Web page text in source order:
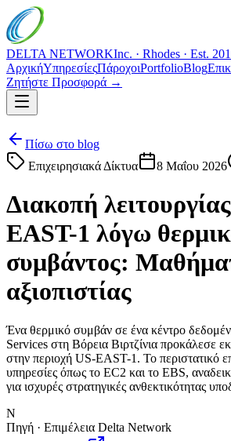
DELTA NETWORKInc. · Rhodes · Est.
ΑρχικήΥπηρεσίεςΠάροχοιPortfolioBlog
Ζητήστε Προσφορά →
Πίσω στο blog
Επιχειρησιακά Δίκτυα
8 Μαΐου 2026
Διακοπή
EAST-1 λόγω
συμβάντος:
αξιοπιστίας
Ένα θερμικό συμβάν σε ένα κέντρο
Services στη Βόρεια Βιρτζίνια προκάλεσε
στην περιοχή US-EAST-1. Το περιστατικό
υπηρεσίες όπως το EC2 και το EBS,
για ισχυρές στρατηγικές ανθεκτικότητας
N
Πηγή · Επιμέλεια Delta Network